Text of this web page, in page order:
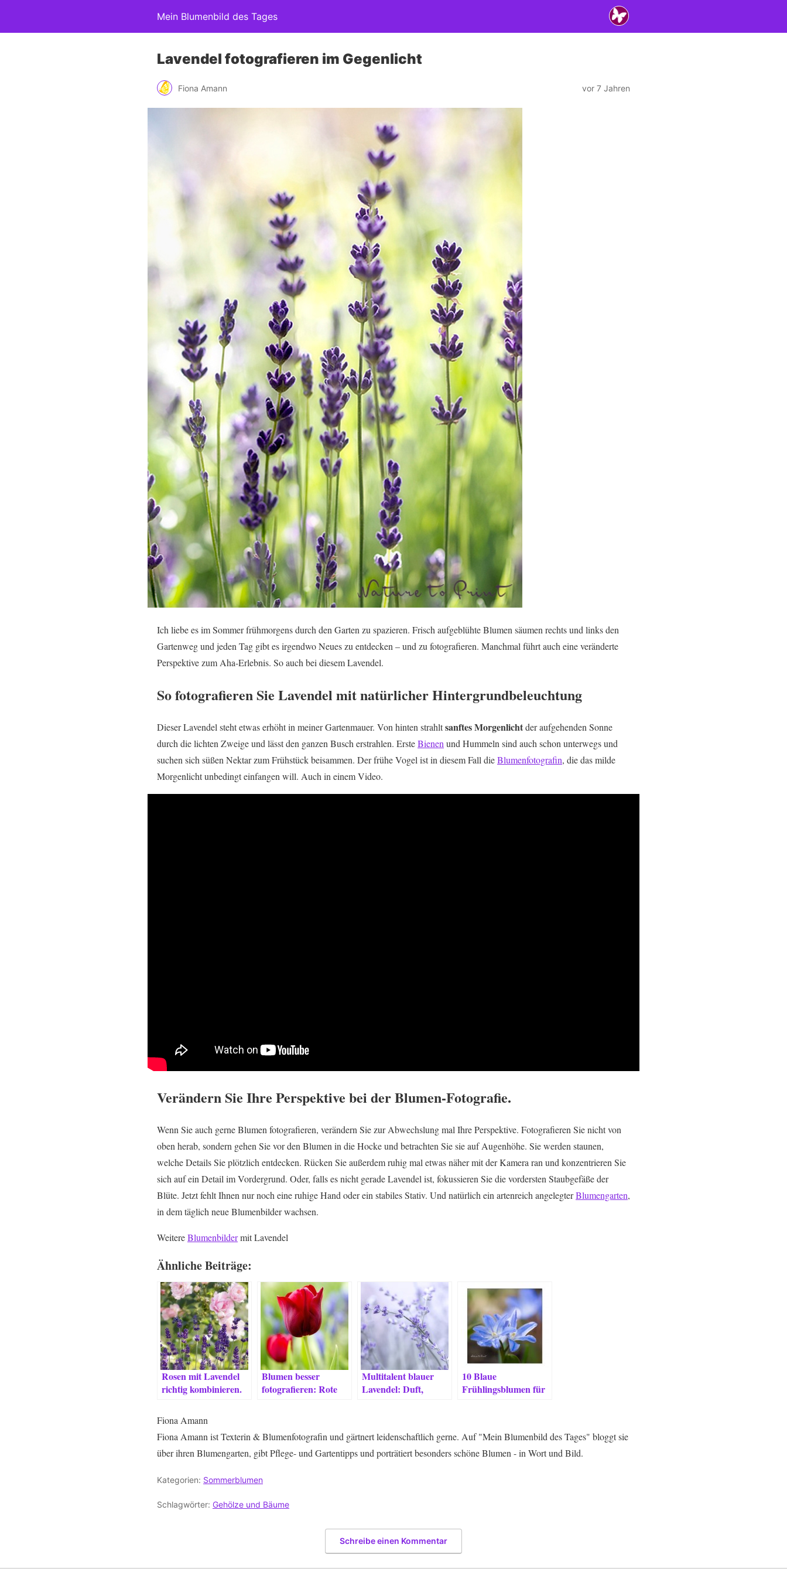
Mein Blumenbild des Tages
Lavendel fotografieren im Gegenlicht
Fiona Amann vor 7 Jahren
Ich liebe es im Sommer frühmorgens durch den Garten zu spazieren. Frisch aufgeblühte Blumen säumen rechts und links den
Gartenweg und jeden Tag gibt es irgendwo Neues zu entdecken – und zu fotografieren. Manchmal führt auch eine veränderte
Perspektive zum Aha-Erlebnis. So auch bei diesem Lavendel.
So fotografieren Sie Lavendel mit natürlicher Hintergrundbeleuchtung
Dieser Lavendel steht etwas erhöht in meiner Gartenmauer. Von hinten strahltsanftes Morgenlichtder aufgehenden Sonne
durch die lichten Zweige und lässt den ganzen Busch erstrahlen. ErsteBienen und Hummeln sind auch schon unterwegs und
suchen sich süßen Nektar zum Frühstück beisammen. Der frühe Vogel ist in diesem Fall dieBlumenfotografin, die das milde
Morgenlicht unbedingt einfangen will. Auch in einem Video.
Verändern Sie Ihre Perspektive bei der Blumen-Fotografie.
Wenn Sie auch gerne Blumen fotografieren, verändern Sie zur Abwechslung mal Ihre Perspektive. Fotografieren Sie nicht von
oben herab, sondern gehen Sie vor den Blumen in die Hocke und betrachten Sie sie auf Augenhöhe. Sie werden staunen,
welche Details Sie plötzlich entdecken. Rücken Sie außerdem ruhig mal etwas näher mit der Kamera ran und konzentrieren Sie
sich auf ein Detail im Vordergrund. Oder, falls es nicht gerade Lavendel ist, fokussieren Sie die vordersten Staubgefäße der
Blüte. Jetzt fehlt Ihnen nur noch eine ruhige Hand oder ein stabiles Stativ. Und natürlich ein artenreich angelegterBlumengarten,
in dem täglich neue Blumenbilder wachsen.
WeitereBlumenbildermit Lavendel
Ähnliche Beiträge:
Rosen mit Lavendel
richtig kombinieren.
Blumen besser
fotografieren: Rote
Multitalent blauer
Lavendel: Duft,
10 Blaue
Frühlingsblumen für
Fiona Amann
Fiona Amann ist Texterin & Blumenfotografin und gärtnert leidenschaftlich gerne. Auf "Mein Blumenbild des Tages" bloggt sie
über ihren Blumengarten, gibt Pflege- und Gartentipps und porträtiert besonders schöne Blumen - in Wort und Bild.
Kategorien: Sommerblumen
Schlagwörter: Gehölze und Bäume
Schreibe einen Kommentar